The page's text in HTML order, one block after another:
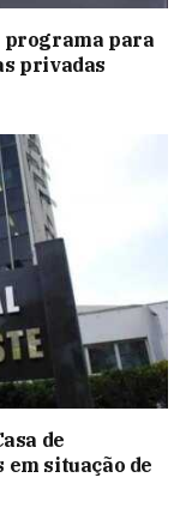
programa para
privadas
de
situação de